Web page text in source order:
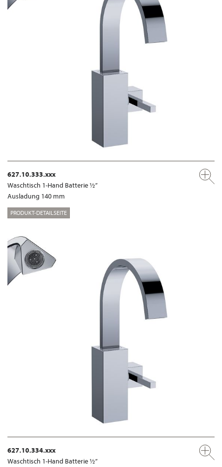
627.10.333.xxx
Waschtisch 1-Hand Batterie ½”
Ausladung 140 mm
PRODUKT-DETAILSEITE
627.10.334.xxx
Waschtisch 1-Hand Batterie ½”